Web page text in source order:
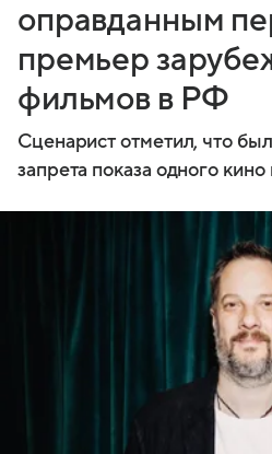
оправданным
премьер
фильмов в РФ
Сценарист отметил, что
запрета показа одного кино